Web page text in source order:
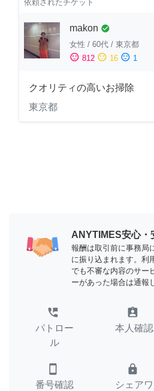
依頼されたチケット
makon check_circle
女性 / 60代 / 東京都
sentiment_satisfied 812 sentiment_neutral 16 sentiment_dissatisfied 1
クオリティの高いお掃除
東京都
ANYTIMES安心・
報酬は取引前に事務局
に振り込まれます。利
でも不審な内容のサー
ーがあった場合は通報
perm_phone_msg
パトロー
ル
assignment_ind
本人確認
smartphone
番号確認
lock
シェアワ